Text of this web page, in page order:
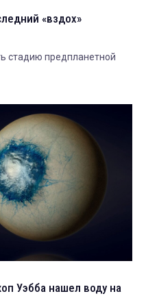
«вздох»
стадию предпланетной
Уэбба нашел воду на